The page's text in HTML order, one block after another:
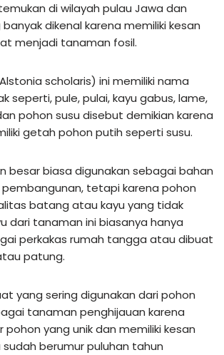
di wilayah pulau Jawa dan
dikenal karena memiliki kesan
menjadi tanaman fosil.
scholaris) ini memiliki nama
seperti, pule, pulai, kayu gabus, lame,
pohon susu disebut demikian karena
getah pohon putih seperti susu.
besar biasa digunakan sebagai bahan
pembangunan, tetapi karena pohon
batang atau kayu yang tidak
dari tanaman ini biasanya hanya
perkakas rumah tangga atau dibuat
patung.
yang sering digunakan dari pohon
tanaman penghijauan karena
pohon yang unik dan memiliki kesan
berumur puluhan tahun